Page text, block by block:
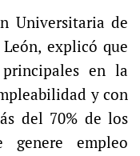
Universitaria de
explicó que
en la
y con
del 70% de los
genere empleo